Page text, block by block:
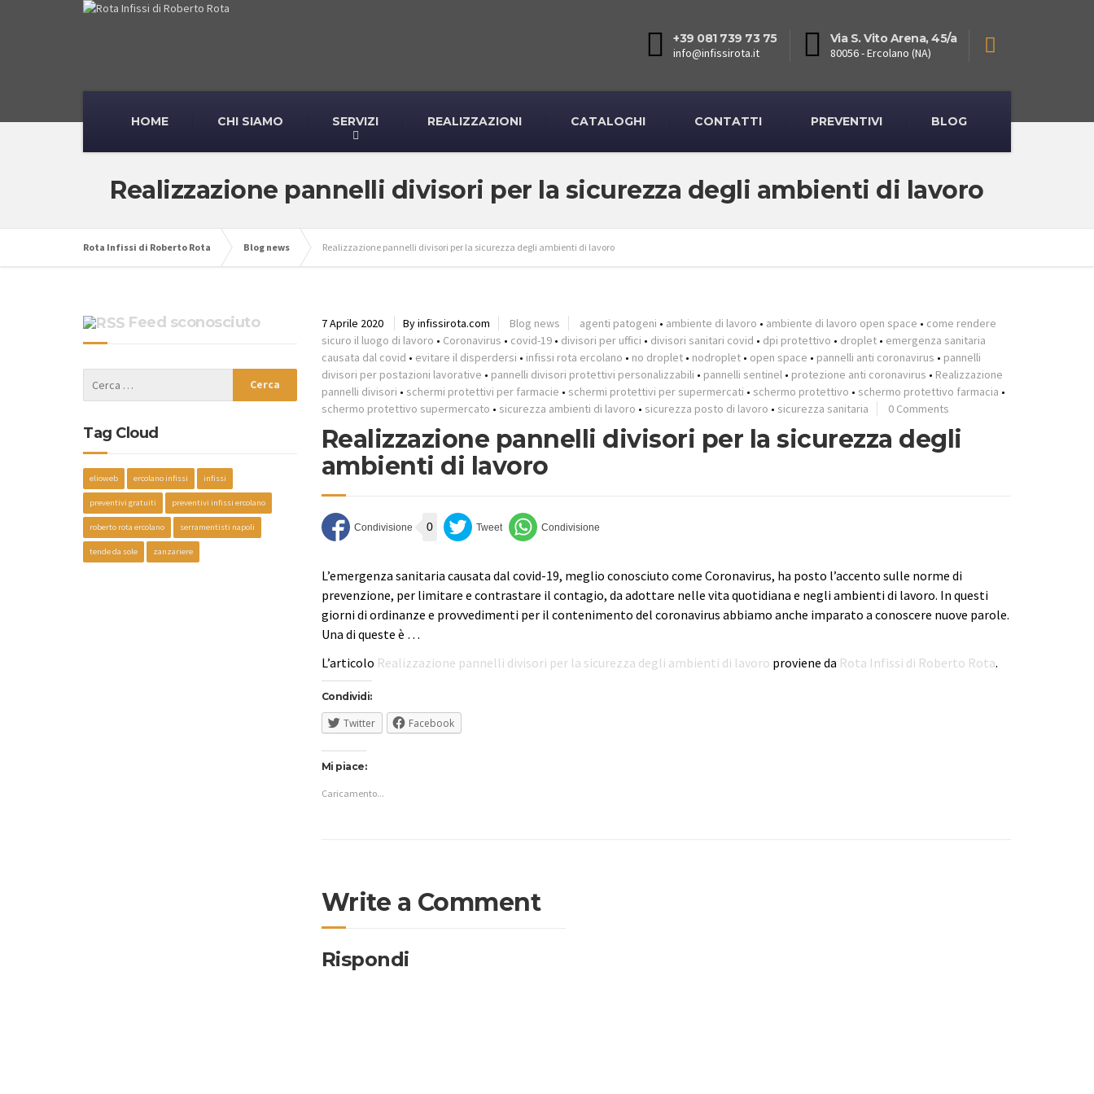
+39 081 739 73 75
info@infissirota.it
Via S. Vito Arena, 45/a
80056 - Ercolano (NA)
HOME CHI SIAMO SERVIZI REALIZZAZIONI CATALOGHI CONTATTI PREVENTIVI BLOG
Realizzazione pannelli divisori per la sicurezza degli ambienti di lavoro
Rota Infissi di Roberto Rota Blog news Realizzazione pannelli divisori per la sicurezza degli ambienti di lavoro
7 Aprile 2020 By infissirota.com Blog news agenti patogeni • ambiente di lavoro • ambiente di lavoro open space • come rendere
sicuro il luogo di lavoro • Coronavirus • covid-19• divisori per uffici • divisori sanitari covid • dpi protettivo • droplet• emergenza sanitaria
causata dal covid • evitare il disperdersi • infissi rota ercolano • no droplet• nodroplet• open space • pannelli anti coronavirus • pannelli
divisori per postazioni lavorative • pannelli divisori protettivi personalizzabili • pannelli sentinel• protezione anti coronavirus • Realizzazione
pannelli divisori • schermi protettivi per farmacie • schermi protettivi per supermercati • schermo protettivo • schermo protettivo farmacia •
schermo protettivo supermercato • sicurezza ambienti di lavoro • sicurezza posto di lavoro • sicurezza sanitaria 0 Comments
Realizzazione pannelli divisori per la sicurezza degli
ambienti di lavoro
0
L’emergenza sanitaria causata dal covid-19, meglio conosciuto come Coronavirus, ha posto l’accento sulle norme di
prevenzione, per limitare e contrastare il contagio, da adottare nelle vita quotidiana e negli ambienti di lavoro. In questi
giorni di ordinanze e provvedimenti per il contenimento del coronavirus abbiamo anche imparato a conoscere nuove parole.
Una di queste è …
L’articolo Realizzazione pannelli divisori per la sicurezza degli ambienti di lavoro proviene da Rota Infissi di Roberto Rota.
Condividi:
Twitter Facebook
Mi piace:
Caricamento...
Write a Comment
Rispondi
Feed sconosciuto
Tag Cloud
elioweb ercolano infissi infissi
preventivi gratuiti preventivi infissi ercolano
roberto rota ercolano serramentisti napoli
tende da sole zanzariere